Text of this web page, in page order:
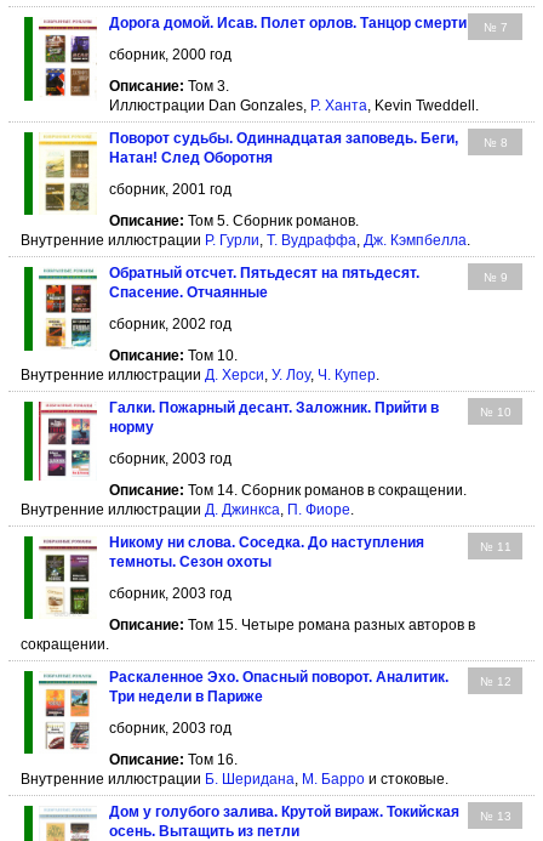
№ 7
Дорога домой. Исав. Полет орлов. Танцор смерти
сборник, 2000 год
Описание: Том 3.
Иллюстрации Dan Gonzales, Р. Ханта , Kevin Tweddell.
№ 8
Поворот судьбы. Одиннадцатая заповедь. Беги,
Натан! След Оборотня
сборник, 2001 год
Описание: Том 5. Сборник романов.
Внутренние иллюстрации Р. Гурли Т. Вудраффа Дж. Кэмпбелла
№ 9
Обратный отсчет. Пятьдесят на пятьдесят.
Спасение. Отчаянные
сборник, 2002 год
Описание: Том 10.
Внутренние иллюстрации Д. Херси У. Лоу, Ч. Купер
№ 10
Галки. Пожарный десант. Заложник. Прийти в
норму
сборник, 2003 год
Описание: Том 14. Сборник романов в сокращении.
Внутренние иллюстрации Д. Джинкса П. Фиоре
№ 11
Никому ни слова. Соседка. До наступления
темноты. Сезон охоты
сборник, 2003 год
Описание: Том 15. Четыре романа разных авторов в
сокращении.
№ 12
Раскаленное Эхо. Опасный поворот. Аналитик.
Три недели в Париже
сборник, 2003 год
Описание: Том 16.
Внутренние иллюстрации Б. Шеридана М. Барро и стоковые.
№ 13
Дом у голубого залива. Крутой вираж. Токийская
осень. Вытащить из петли